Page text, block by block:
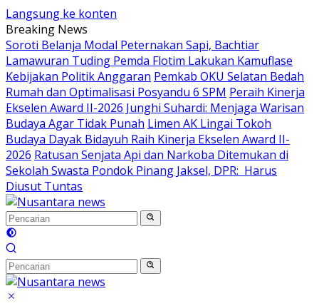
Langsung ke konten
Breaking News
Soroti Belanja Modal Peternakan Sapi, Bachtiar
Lamawuran Tuding Pemda Flotim Lakukan Kamuflase
Kebijakan Politik Anggaran Pemkab OKU Selatan Bedah
Rumah dan Optimalisasi Posyandu 6 SPM Peraih Kinerja
Ekselen Award II-2026 Junghi Suhardi: Menjaga Warisan
Budaya Agar Tidak Punah Limen AK Lingai Tokoh
Budaya Dayak Bidayuh Raih Kinerja Ekselen Award II-
2026 Ratusan Senjata Api dan Narkoba Ditemukan di
Sekolah Swasta Pondok Pinang Jaksel, DPR: Harus
Diusut Tuntas